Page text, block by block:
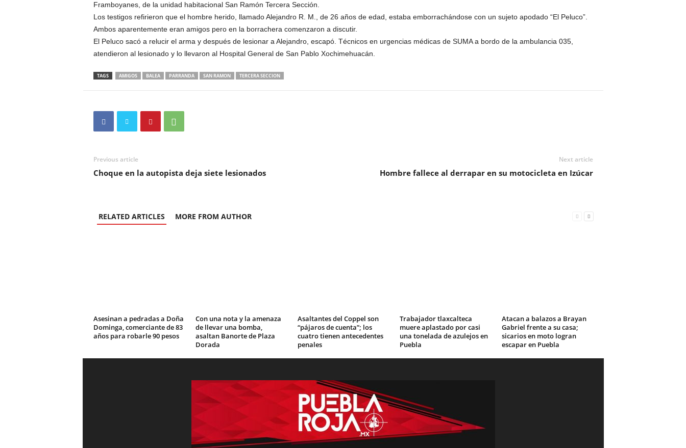
Framboyanes, de la unidad habitacional San Ramón Tercera Sección.
Los testigos refirieron que el hombre herido, llamado Alejandro R. M., de 26 años de edad, estaba emborrachándose con un sujeto apodado “El Peluco”.
Ambos aparentemente eran amigos pero en la borrachera comenzaron a discutir.
El Peluco sacó a relucir el arma y después de lesionar a Alejandro, escapó. Técnicos en urgencias médicas de SUMA a bordo de la ambulancia 035,
atendieron al lesionado y lo llevaron al Hospital General de San Pablo Xochimehuacán.
TAGS AMIGOS BALEA PARRANDA SAN RAMON TERCERA SECCION
Previous article
Choque en la autopista deja siete lesionados
Next article
Hombre fallece al derrapar en su motocicleta en Izúcar
RELATED ARTICLES MORE FROM AUTHOR
Asesinan a pedradas a Doña
Dominga, comerciante de 83
años para robarle 90 pesos
Con una nota y la amenaza
de llevar una bomba,
asaltan Banorte de Plaza
Dorada
Asaltantes del Coppel son
“pájaros de cuenta”; los
cuatro tienen antecedentes
penales
Trabajador tlaxcalteca
muere aplastado por casi
una tonelada de azulejos en
Puebla
Atacan a balazos a Brayan
Gabriel frente a su casa;
sicarios en moto logran
escapar en Puebla